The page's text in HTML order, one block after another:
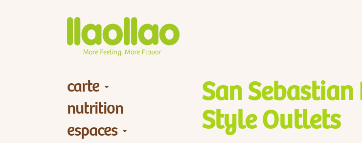
carte
nutrition
espaces
San Sebastian
Style Outlets